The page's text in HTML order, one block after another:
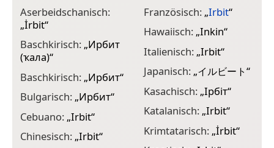
Aserbeidschanisch:
„İrbit“
Baschkirisch: „Ирбит
(ҡала)“
Baschkirisch: „Ирбит“
Bulgarisch: „Ирбит“
Cebuano: „Irbit“
Chinesisch: „Irbit“
Französisch: „Irbit“
Hawaiisch: „Inkin“
Italienisch: „Irbit“
Japanisch: „イルビート“
Kasachisch: „Ірбіт“
Katalanisch: „Irbit“
Krimtatarisch: „İrbit“